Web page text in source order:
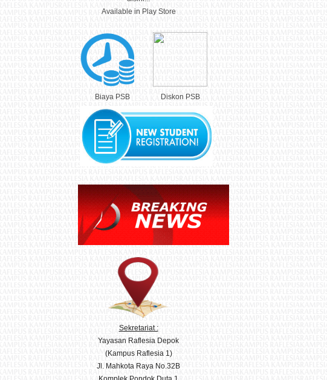
Available in Play Store
Biaya PSB Diskon PSB
Sekretariat :
Yayasan Raflesia Depok
(Kampus Raflesia 1)
Jl. Mahkota Raya No.32B